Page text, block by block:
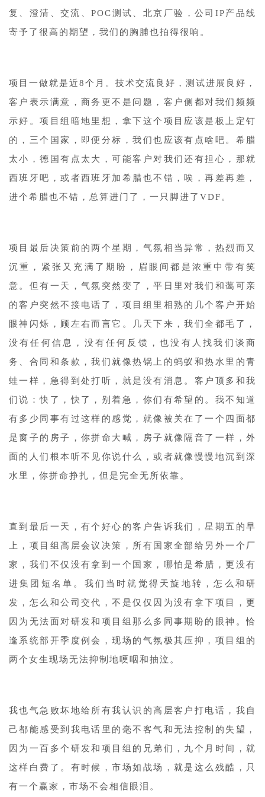
复、澄清、交流、POC测试、北京厂验，公司IP产品线
寄予了很高的期望，我们的胸脯也拍得很响。
项目一做就是近8个月。技术交流良好，测试进展良好，
客户表示满意，商务更不是问题，客户侧都对我们频频
示好。项目组暗地里想，拿下这个项目应该是板上定钉
的，三个国家，即便分标，我们也应该有点啥吧。希腊
太小，德国有点太大，可能客户对我们还有担心，那就
西班牙吧，或者西班牙加希腊也不错，唉，再差再差，
进个希腊也不错，总算进门了，一只脚进了VDF。
项目最后决策前的两个星期，气氛相当异常，热烈而又
沉重，紧张又充满了期盼，眉眼间都是浓重中带有笑
意。但有一天，气氛突然变了，平日里对我们和蔼可亲
的客户突然不接电话了，项目组里相熟的几个客户开始
眼神闪烁，顾左右而言它。几天下来，我们全都毛了，
没有任何信息，没有任何反馈，也没有人找我们谈商
务、合同和条款，我们就像热锅上的蚂蚁和热水里的青
蛙一样，急得到处打听，就是没有消息。客户顶多和我
们说：快了，快了，别着急，你们有希望的。我不知道
有多少同事有过这样的感觉，就像被关在了一个四面都
是窗子的房子，你拼命大喊，房子就像隔音了一样，外
面的人们根本听不见你说什么，或者就像慢慢地沉到深
水里，你拼命挣扎，但是完全无所依靠。
直到最后一天，有个好心的客户告诉我们，星期五的早
上，项目组高层会议决策，所有国家全部给另外一个厂
家，我们不仅没有拿到一个国家，哪怕是希腊，更没有
进集团短名单。我们当时就觉得天旋地转，怎么和研
发，怎么和公司交代，不是仅仅因为没有拿下项目，更
因为无法面对研发和项目组那么多同事期盼的眼神。恰
逢系统部开季度例会，现场的气氛极其压抑，项目组的
两个女生现场无法抑制地哽咽和抽泣。
我也气急败坏地给所有我认识的高层客户打电话，我自
己都能感受到我电话里的毫不客气和无法控制的失望，
因为一百多个研发和项目组的兄弟们，九个月时间，就
这样白费了。有时候，市场如战场，就是这么残酷，只
有一个赢家，市场不会相信眼泪。